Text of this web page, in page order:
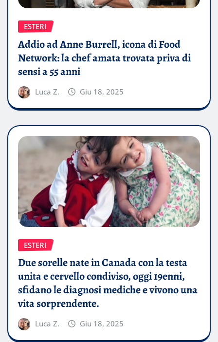
ESTERI
Addio ad Anne Burrell, icona di Food
Network: la chef amata trovata priva di
sensi a 55 anni
Luca Z. Giu 18, 2025
ESTERI
Due sorelle nate in Canada con la testa
unita e cervello condiviso, oggi 19enni,
sfidano le diagnosi mediche e vivono una
vita sorprendente.
Luca Z. Giu 18, 2025